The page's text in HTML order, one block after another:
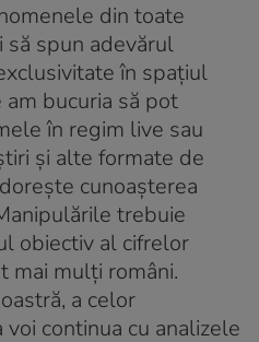
din toate
spun adevărul
în spațiul
am bucuria să pot
în regim live sau
și alte formate de
cunoașterea
trebuie
obiectiv al cifrelor
mai mulți români.
a celor
continua cu analizele